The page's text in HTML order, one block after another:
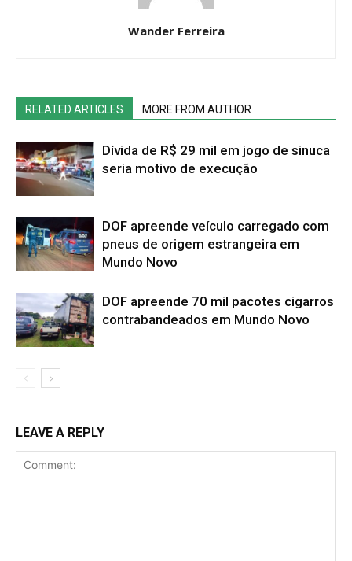
Wander Ferreira
RELATED ARTICLES MORE FROM AUTHOR
Dívida de R$ 29 mil em jogo de sinuca
seria motivo de execução
DOF apreende veículo carregado com
pneus de origem estrangeira em
Mundo Novo
DOF apreende 70 mil pacotes cigarros
contrabandeados em Mundo Novo
LEAVE A REPLY